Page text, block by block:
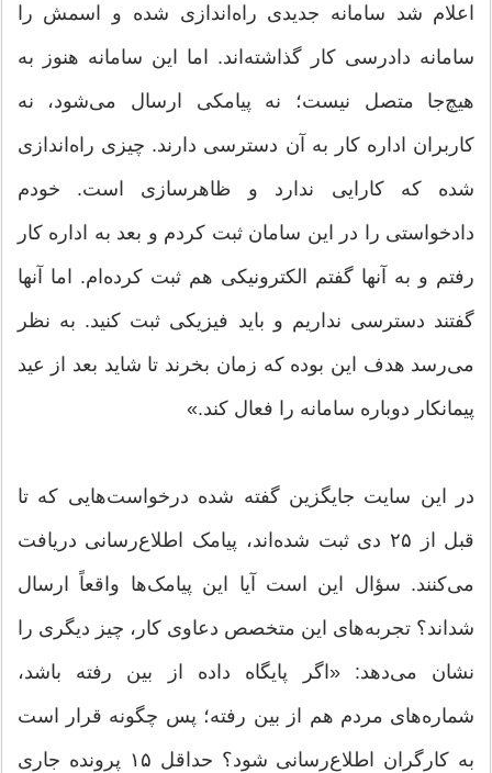
اعلام شد سامانه جدیدی راه‌اندازی شده و اسمش را
سامانه دادرسی کار گذاشته‌اند. اما این سامانه هنوز به
هیچ‌جا متصل نیست؛ نه پیامکی ارسال می‌شود، نه
کاربران اداره کار به آن دسترسی دارند. چیزی راه‌اندازی
شده که کارایی ندارد و ظاهرسازی است. خودم
دادخواستی را در این سامان ثبت کردم و بعد به اداره کار
رفتم و به آنها گفتم الکترونیکی هم ثبت کرده‌ام. اما آنها
گفتند دسترسی نداریم و باید فیزیکی ثبت کنید. به نظر
می‌رسد هدف این بوده که زمان بخرند تا شاید بعد از عید
پیمانکار دوباره سامانه را فعال کند.»
در این سایت جایگزین گفته شده درخواست‌هایی که تا
قبل از ۲۵ دی ثبت شده‌اند، پیامک اطلاع‌رسانی دریافت
می‌کنند. سؤال این است آیا این پیامک‌ها واقعاً ارسال
شد‌اند؟ تجربه‌های این متخصص دعاوی کار، چیز دیگری را
نشان می‌دهد: «اگر پایگاه داده از بین رفته باشد،
شماره‌های مردم هم از بین رفته؛ پس چگونه قرار است
به کارگران اطلاع‌رسانی شود؟ حداقل ۱۵ پرونده جاری